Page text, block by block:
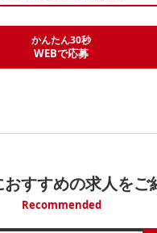
かんたん30秒
WEBで応募
おすすめの求人をご
Recommended